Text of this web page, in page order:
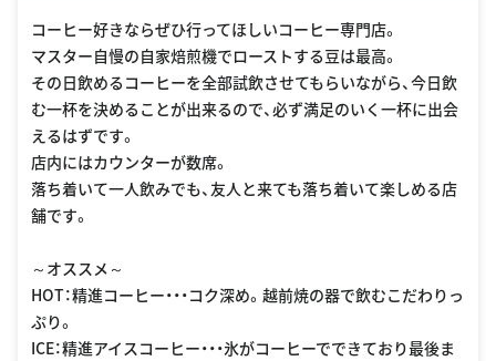
コーヒー好きならぜひ行ってほしいコーヒー専門店。
マスター自慢の自家焙煎機でローストする豆は最高。
その日飲めるコーヒーを全部試飲させてもらいながら、今日飲
む一杯を決めることが出来るので、必ず満足のいく一杯に出会
えるはずです。
店内にはカウンターが数席。
落ち着いて一人飲みでも、友人と来ても落ち着いて楽しめる店
舗です。
～オススメ～
HOT：精進コーヒー・・・コク深め。越前焼の器で飲むこだわりっ
ぷり。
ICE：精進アイスコーヒー・・・氷がコーヒーでできており最後ま